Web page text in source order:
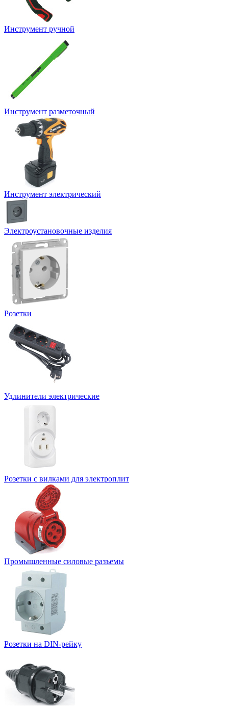
Инструмент ручной
Инструмент разметочный
Инструмент электрический
Электроустановочные изделия
Розетки
Удлинители электрические
Розетки с вилками для электроплит
Промышленные силовые разъемы
Розетки на DIN-рейку